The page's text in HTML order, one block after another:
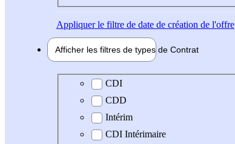
Appliquerle filtre de date de création de l'offre
Afficher les filtres de types de Contrat
Type de contrat
CDI
CDD
Intérim
CDI Intérimaire